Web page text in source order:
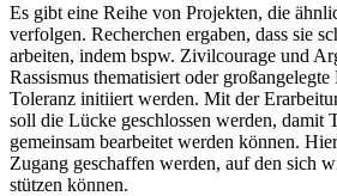
Es gibt eine Reihe von Projekten, die
verfolgen. Recherchen ergaben, dass sie
arbeiten, indem bspw. Zivilcourage und
Rassismus thematisiert oder
Toleranz initiiert werden. Mit der
soll die Lücke geschlossen werden, damit
gemeinsam bearbeitet werden können.
Zugang geschaffen werden, auf den sich
stützen können.